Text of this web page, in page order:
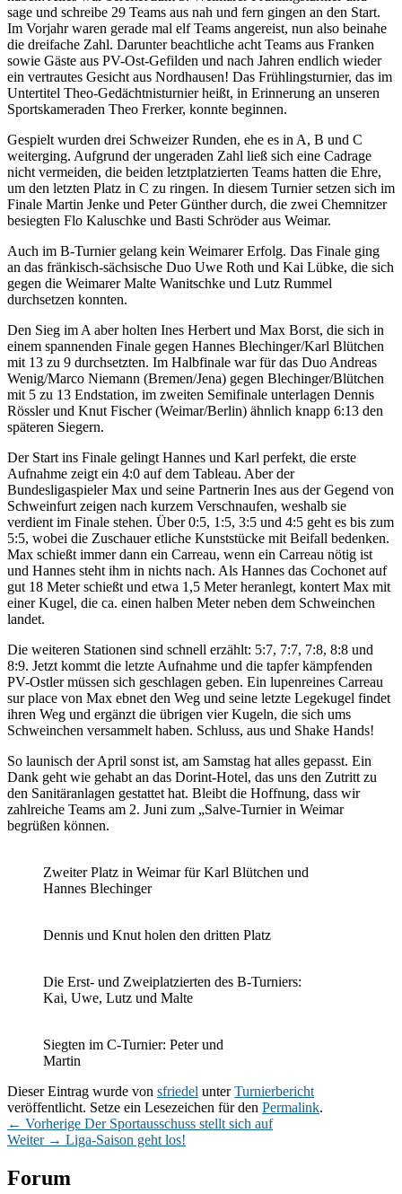
sage und schreibe 29 Teams aus nah und fern gingen an den Start.
Im Vorjahr waren gerade mal elf Teams angereist, nun also beinahe
die dreifache Zahl. Darunter beachtliche acht Teams aus Franken
sowie Gäste aus PV-Ost-Gefilden und nach Jahren endlich wieder
ein vertrautes Gesicht aus Nordhausen! Das Frühlingsturnier, das im
Untertitel Theo-Gedächtnisturnier heißt, in Erinnerung an unseren
Sportskameraden Theo Frerker, konnte beginnen.
Gespielt wurden drei Schweizer Runden, ehe es in A, B und C
weiterging. Aufgrund der ungeraden Zahl ließ sich eine Cadrage
nicht vermeiden, die beiden letztplatzierten Teams hatten die Ehre,
um den letzten Platz in C zu ringen. In diesem Turnier setzen sich im
Finale Martin Jenke und Peter Günther durch, die zwei Chemnitzer
besiegten Flo Kaluschke und Basti Schröder aus Weimar.
Auch im B-Turnier gelang kein Weimarer Erfolg. Das Finale ging
an das fränkisch-sächsische Duo Uwe Roth und Kai Lübke, die sich
gegen die Weimarer Malte Wanitschke und Lutz Rummel
durchsetzen konnten.
Den Sieg im A aber holten Ines Herbert und Max Borst, die sich in
einem spannenden Finale gegen Hannes Blechinger/Karl Blütchen
mit 13 zu 9 durchsetzten. Im Halbfinale war für das Duo Andreas
Wenig/Marco Niemann (Bremen/Jena) gegen Blechinger/Blütchen
mit 5 zu 13 Endstation, im zweiten Semifinale unterlagen Dennis
Rössler und Knut Fischer (Weimar/Berlin) ähnlich knapp 6:13 den
späteren Siegern.
Der Start ins Finale gelingt Hannes und Karl perfekt, die erste
Aufnahme zeigt ein 4:0 auf dem Tableau. Aber der
Bundesligaspieler Max und seine Partnerin Ines aus der Gegend von
Schweinfurt zeigen nach kurzem Verschnaufen, weshalb sie
verdient im Finale stehen. Über 0:5, 1:5, 3:5 und 4:5 geht es bis zum
5:5, wobei die Zuschauer etliche Kunststücke mit Beifall bedenken.
Max schießt immer dann ein Carreau, wenn ein Carreau nötig ist
und Hannes steht ihm in nichts nach. Als Hannes das Cochonet auf
gut 18 Meter schießt und etwa 1,5 Meter heranlegt, kontert Max mit
einer Kugel, die ca. einen halben Meter neben dem Schweinchen
landet.
Die weiteren Stationen sind schnell erzählt: 5:7, 7:7, 7:8, 8:8 und
8:9. Jetzt kommt die letzte Aufnahme und die tapfer kämpfenden
PV-Ostler müssen sich geschlagen geben. Ein lupenreines Carreau
sur place von Max ebnet den Weg und seine letzte Legekugel findet
ihren Weg und ergänzt die übrigen vier Kugeln, die sich ums
Schweinchen versammelt haben. Schluss, aus und Shake Hands!
So launisch der April sonst ist, am Samstag hat alles gepasst. Ein
Dank geht wie gehabt an das Dorint-Hotel, das uns den Zutritt zu
den Sanitäranlagen gestattet hat. Bleibt die Hoffnung, dass wir
zahlreiche Teams am 2. Juni zum „Salve-Turnier in Weimar
begrüßen können.
Zweiter Platz in Weimar für Karl Blütchen und
Hannes Blechinger
Dennis und Knut holen den dritten Platz
Die Erst- und Zweiplatzierten des B-Turniers:
Kai, Uwe, Lutz und Malte
Siegten im C-Turnier: Peter und
Martin
Dieser Eintrag wurde von sfriedel unterTurnierbericht
veröffentlicht. Setze ein Lesezeichen für den Permalink.
Beitragsnavigation
← Vorherige Vorheriger
Beitrag:
Der Sportausschuss stellt sich auf
Weiter → Nächster
Liga-Saison geht los!
Primärer
Forum